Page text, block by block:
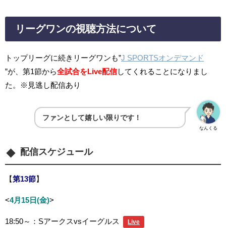
リーグワンの視聴方法について
トップリーグに続きリーグワンも”J SPORTSオンデマンド
”が、第1節から全試合をLive配信してくれることになりまし
た。※見逃し配信あり
なんくる
ファンとして嬉しい限りです！
配信スケジュール
【 第13節 】
<4月15日(金)>
18:50～：Sアークスvsイーグルス Live